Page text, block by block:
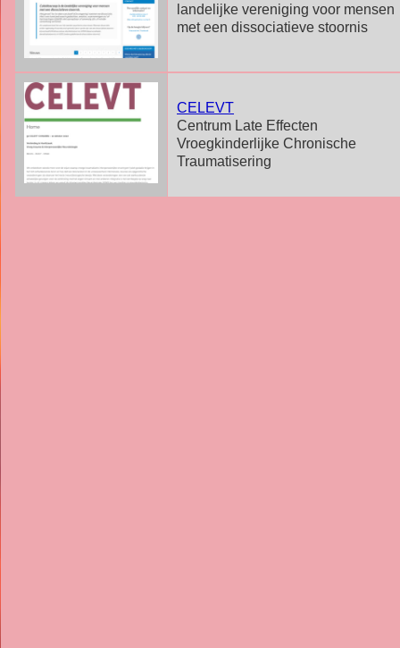
landelijke vereniging voor mensen
met een dissociatieve stoornis
CELEVT
Centrum Late Effecten
Vroegkinderlijke Chronische
Traumatisering